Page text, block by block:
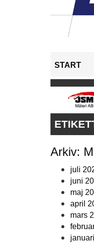
START
Arkiv:
juli
juni
maj
april
mars